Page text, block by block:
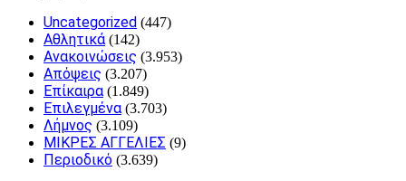
Uncategorized (447)
Αθλητικά (142)
Ανακοινώσεις (3.953)
Απόψεις (3.207)
Επίκαιρα (1.849)
Επιλεγμένα (3.703)
Λήμνος (3.109)
ΜΙΚΡΕΣ ΑΓΓΕΛΙΕΣ (9)
Περιοδικό (3.639)